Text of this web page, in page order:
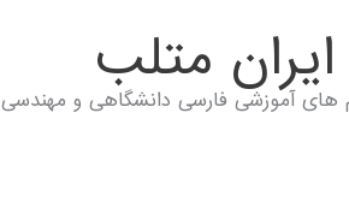
ايران متلب
های آموزشی فارسی دانشگاهی و مهندسی